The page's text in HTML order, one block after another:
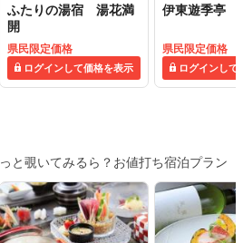
ふたりの湯宿 湯花満
開
県民限定価格
ログインして価格を表示
伊東遊季亭
県民限定価格
ログインして
と覗いてみるら？お値打ち宿泊プラン